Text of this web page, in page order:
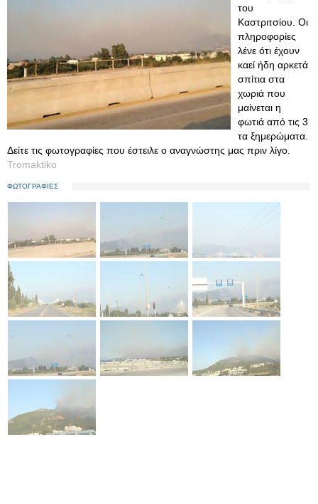
του
Καστριτσίου. Οι
πληροφορίες
λένε ότι έχουν
καεί ήδη αρκετά
σπίτια στα
χωριά που
μαίνεται η
φωτιά από τις 3
τα ξημερώματα.
Δείτε τις φωτογραφίες που έστειλε ο αναγνώστης μας πριν λίγο.
Tromaktiko
ΦΩΤΟΓΡΑΦΙΕΣ